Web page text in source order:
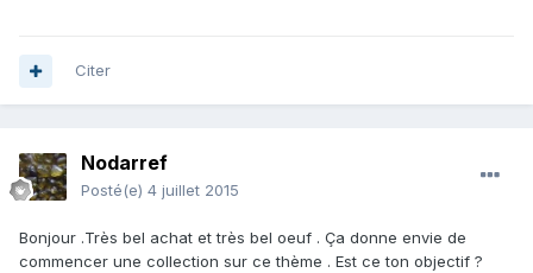
Citer
Nodarref
Posté(e) 4 juillet 2015
Bonjour .Très bel achat et très bel oeuf . Ça donne envie de
commencer une collection sur ce thème . Est ce ton objectif ?